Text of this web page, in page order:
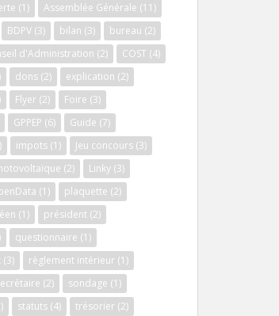
(1) Assemblée Générale (11)
BDPV (3) bilan (3) bureau (2)
d'Administration (2) COST (4)
dons (2) explication (2)
Flyer (2) Foire (3)
GPPEP (6) Guide (7)
impots (1) Jeu concours (3)
(2) Linky (3)
(1) plaquette (2)
(1) président (2)
questionnaire (1)
(3) règlement intérieur (1)
(2) sondage (1)
statuts (4) trésorier (2)